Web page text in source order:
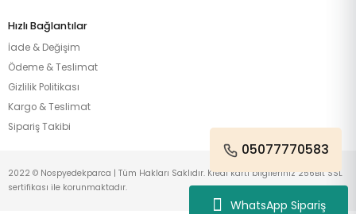
WhatsApp Sipariş
Hızlı Bağlantılar
İade & Değişim
Ödeme & Teslimat
Gizlilik Politikası
Kargo & Teslimat
Sipariş Takibi
05077770583
2022 © Nospyedekparca | Tüm Hakları Saklıdır. Kredi kartı bilgileriniz 256Bit SSL
sertifikası ile korunmaktadır.